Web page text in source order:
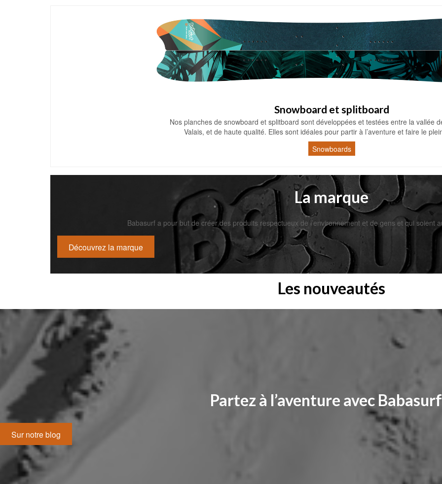
Snowboard et splitboard
Nos planches de snowboard et splitboard sont développées et testées entre la vallée
Valais, et de haute qualité. Elles sont idéales pour partir à l’aventure et faire le
Snowboards
La marque
Babasurf a pour but de créer des produits respectueux de l’environnement et de gens et qui soient
Découvrez la marque
Les nouveautés
Partez à l’aventure avec
Sur notre blog